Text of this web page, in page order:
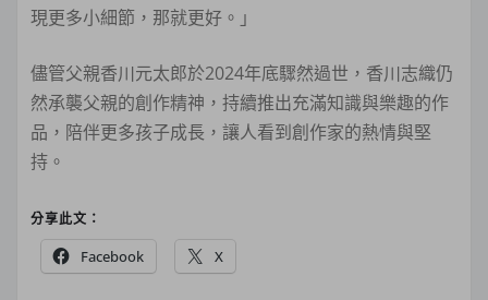
現更多小細節，那就更好。」
儘管父親香川元太郎於2024年底驟然過世，香川志織仍
然承襲父親的創作精神，持續推出充滿知識與樂趣的作
品，陪伴更多孩子成長，讓人看到創作家的熱情與堅
持。
分享此文：
Facebook X